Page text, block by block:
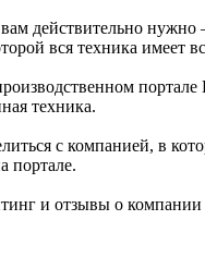
действительно
вся техника имеет
техника.
с компанией, в
портале.
и отзывы о компании